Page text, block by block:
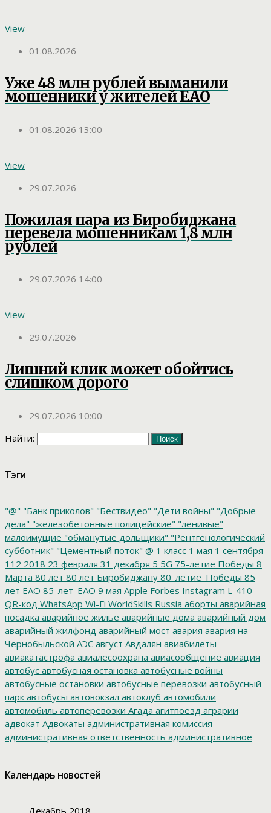
View
01.08.2026
Уже 48 млн рублей выманили
мошенники у жителей ЕАО
01.08.2026 13:00
View
29.07.2026
Пожилая пара из Биробиджана
перевела мошенникам 1,8 млн
рублей
29.07.2026 14:00
View
29.07.2026
Лишний клик может обойтись
слишком дорого
29.07.2026 10:00
Найти:
Тэги
"@" "Банк приколов" "Бествидео" "Дети войны" "Добрые
дела" "железобетонные полицейские" "ленивые"
малоимущие "обманутые дольщики" "Рентгенологический
субботник" "Цементный поток" @ 1 класс 1 мая 1 сентября
112 2018 23 февраля 31 декабря 5 5G 75-летие Победы 8
Марта 80 лет 80 лет Биробиджану 80_летие_Победы 85
лет ЕАО 85_лет_ЕАО 9 мая Apple Forbes Instagram L-410
QR-код WhatsApp Wi-Fi WorldSkills Russia аборты аварийная
посадка аварийное жилье аварийные дома аварийный дом
аварийный жилфонд аварийный мост авария авария на
Чернобыльской АЭС август Авдалян авиабилеты
авиакатастрофа авиалесоохрана авиасообщение авиация
автобус автобусная остановка автобусные войны
автобусные остановки автобусные перевозки автобусный
парк автобусы автовокзал автоклуб автомобили
автомобиль автоперевозки Агада агитпоезд аграрии
адвокат Адвокаты административная комиссия
административная ответственность административное
БуксманАлександр Винников
Календарь новостей